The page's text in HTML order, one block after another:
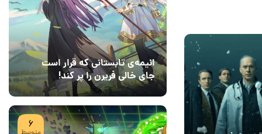
انیمه‌ی تابستانی که قرار است
جای خالی فریرن را پر کند!
08 مرداد 1405
6